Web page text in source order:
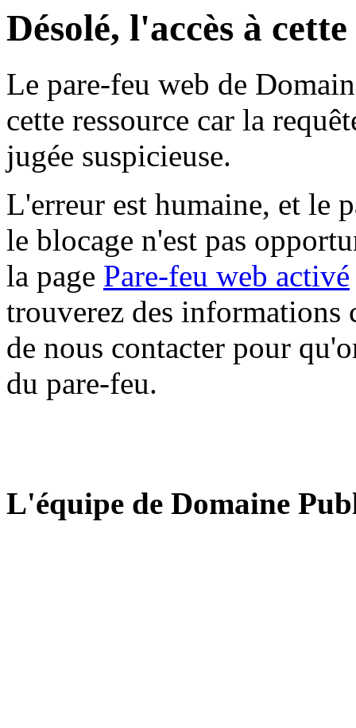
Désolé, l'accès à
Le pare-feu web de
cette ressource car la
jugée suspicieuse.
L'erreur est humaine, et le
le blocage n'est pas
la page Pare-feu web activé
trouverez des informations
de nous contacter pour
du pare-feu.
L'équipe de Domaine